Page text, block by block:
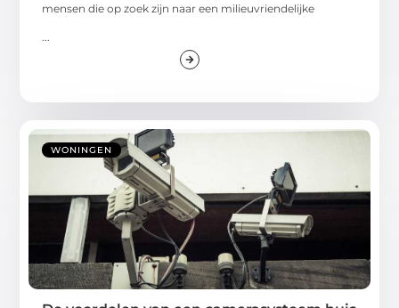
mensen die op zoek zijn naar een milieuvriendelijke
WONINGEN